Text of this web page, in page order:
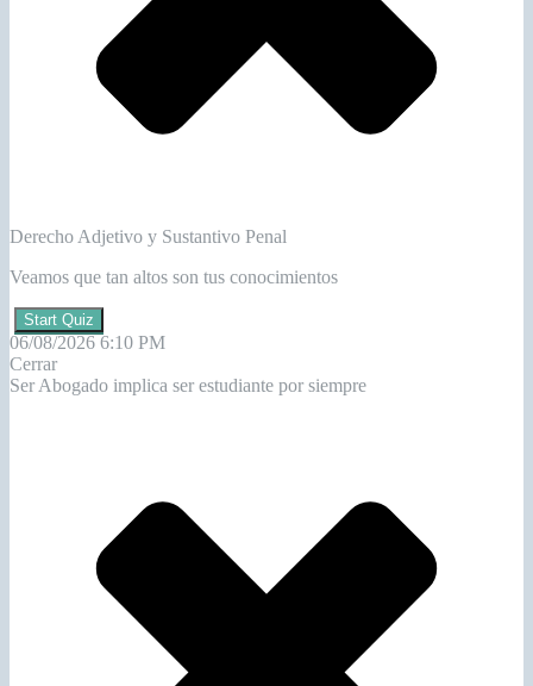
Derecho Adjetivo y Sustantivo Penal
Veamos que tan altos son tus conocimientos
Start Quiz
06/08/2026 6:10 PM
Cerrar
Ser Abogado implica ser estudiante por siempre